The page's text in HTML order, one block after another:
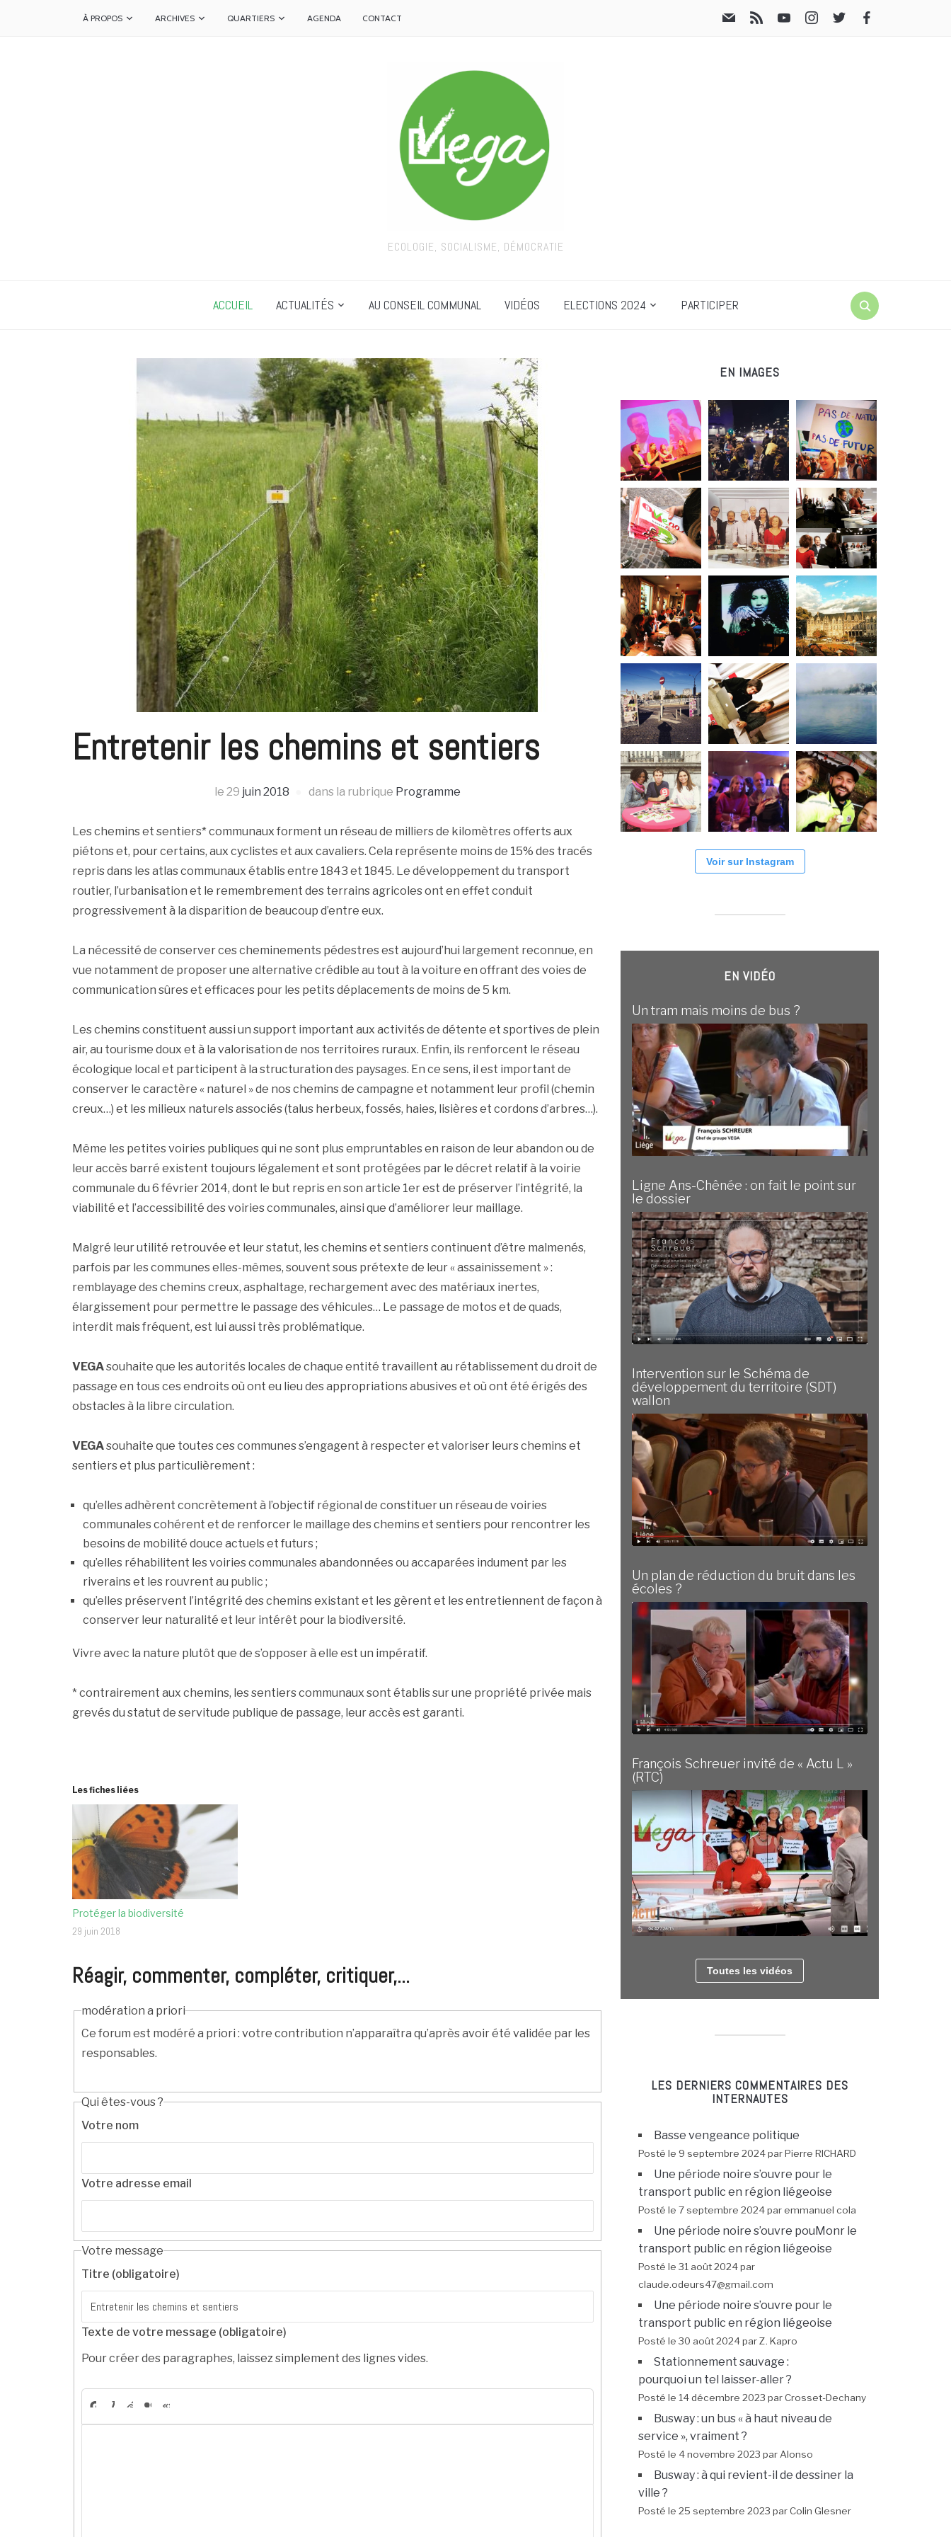
À PROPOS ARCHIVES QUARTIERS AGENDA CONTACT
ECOLOGIE, SOCIALISME, DÉMOCRATIE
ACCUEIL ACTUALITÉS AU CONSEIL COMMUNAL VIDÉOS ELECTIONS 2024 PARTICIPER
Entretenir les chemins et sentiers
le 29 juin 2018 dans la rubrique Programme
Les chemins et sentiers* communaux forment un réseau de milliers de kilomètres offerts aux
piétons et, pour certains, aux cyclistes et aux cavaliers. Cela représente moins de 15% des tracés
repris dans les atlas communaux établis entre 1843 et 1845. Le développement du transport
routier, l’urbanisation et le remembrement des terrains agricoles ont en effet conduit
progressivement à la disparition de beaucoup d’entre eux.
La nécessité de conserver ces cheminements pédestres est aujourd’hui largement reconnue, en
vue notamment de proposer une alternative crédible au tout à la voiture en offrant des voies de
communication sûres et efficaces pour les petits déplacements de moins de 5 km.
Les chemins constituent aussi un support important aux activités de détente et sportives de plein
air, au tourisme doux et à la valorisation de nos territoires ruraux. Enfin, ils renforcent le réseau
écologique local et participent à la structuration des paysages. En ce sens, il est important de
conserver le caractère « naturel » de nos chemins de campagne et notamment leur profil (chemin
creux…) et les milieux naturels associés (talus herbeux, fossés, haies, lisières et cordons d’arbres…).
Même les petites voiries publiques qui ne sont plus empruntables en raison de leur abandon ou de
leur accès barré existent toujours légalement et sont protégées par le décret relatif à la voirie
communale du 6 février 2014, dont le but repris en son article 1er est de préserver l’intégrité, la
viabilité et l’accessibilité des voiries communales, ainsi que d’améliorer leur maillage.
Malgré leur utilité retrouvée et leur statut, les chemins et sentiers continuent d’être malmenés,
parfois par les communes elles-mêmes, souvent sous prétexte de leur « assainissement » :
remblayage des chemins creux, asphaltage, rechargement avec des matériaux inertes,
élargissement pour permettre le passage des véhicules… Le passage de motos et de quads,
interdit mais fréquent, est lui aussi très problématique.
VEGAsouhaite que les autorités locales de chaque entité travaillent au rétablissement du droit de
passage en tous ces endroits où ont eu lieu des appropriations abusives et où ont été érigés des
obstacles à la libre circulation.
VEGAsouhaite que toutes ces communes s’engagent à respecter et valoriser leurs chemins et
sentiers et plus particulièrement :
qu’elles adhèrent concrètement à l’objectif régional de constituer un réseau de voiries
communales cohérent et de renforcer le maillage des chemins et sentiers pour rencontrer les
besoins de mobilité douce actuels et futurs ;
qu’elles réhabilitent les voiries communales abandonnées ou accaparées indument par les
riverains et les rouvrent au public ;
qu’elles préservent l’intégrité des chemins existant et les gèrent et les entretiennent de façon à
conserver leur naturalité et leur intérêt pour la biodiversité.
Vivre avec la nature plutôt que de s’opposer à elle est un impératif.
* contrairement aux chemins, les sentiers communaux sont établis sur une propriété privée mais
grevés du statut de servitude publique de passage, leur accès est garanti.
Les fiches liées
Protéger la biodiversité
29 juin 2018
Réagir, commenter, compléter, critiquer,...
modération a priori
Ce forum est modéré a priori : votre contribution n’apparaîtra qu’après avoir été validée par les
responsables.
Qui êtes-vous ?
Votre nom
Votre adresse email
Votre message
Titre (obligatoire)
Texte de votre message (obligatoire)
Pour créer des paragraphes, laissez simplement des lignes vides.
EN IMAGES
Voir sur Instagram
EN VIDÉO
Un tram mais moins de bus ?
Ligne Ans-Chênée : on fait le point sur
le dossier
Intervention sur le Schéma de
développement du territoire (SDT)
wallon
Un plan de réduction du bruit dans les
écoles ?
François Schreuer invité de « Actu L »
(RTC)
Toutes les vidéos
LES DERNIERS COMMENTAIRES DES
INTERNAUTES
Basse vengeance politique
Posté le 9 septembre 2024 par Pierre RICHARD
Une période noire s’ouvre pour le
transport public en région liégeoise
Posté le 7 septembre 2024 par emmanuel cola
Une période noire s’ouvre pouMonr le
transport public en région liégeoise
Posté le 31 août 2024 par
claude.odeurs47@gmail.com
Une période noire s’ouvre pour le
transport public en région liégeoise
Posté le 30 août 2024 par Z. Kapro
Stationnement sauvage :
pourquoi un tel laisser-aller ?
Posté le 14 décembre 2023 par Crosset-Dechany
Busway : un bus « à haut niveau de
service », vraiment ?
Posté le 4 novembre 2023 par Alonso
Busway : à qui revient-il de dessiner la
ville ?
Posté le 25 septembre 2023 par Colin Glesner